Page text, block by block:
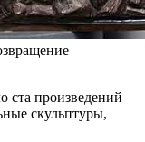
ста произведений
скульптуры,